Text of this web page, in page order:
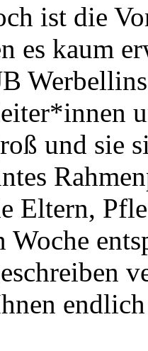
ist die
es kaum
und sie
Eltern,
Woche